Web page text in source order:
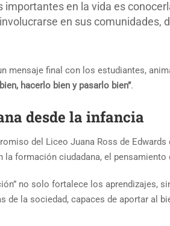
importantes en la vida es
en sus comunidades,
mensaje final con los estudiantes,
hacerlo bien y pasarlo bien”.
desde la infancia
del Liceo Juana Ross de
la formación ciudadana, el
no solo fortalece los aprendizajes,
de la sociedad, capaces de aportar al